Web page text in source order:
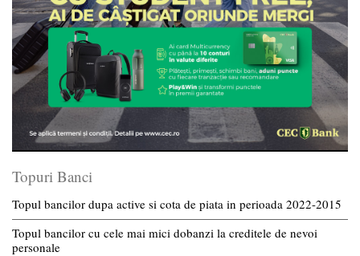
Topuri Banci
Topul bancilor dupa active si cota de piata in perioada 2022-2015
Topul bancilor cu cele mai mici dobanzi la creditele de nevoi
personale